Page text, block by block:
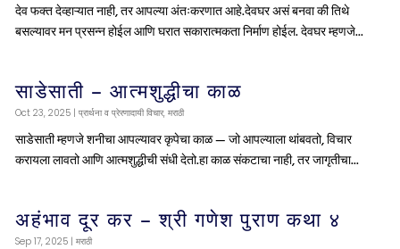
देव फक्त देव्हाऱ्यात नाही, तर आपल्या अंतःकरणात आहे.देवघर असं बनवा की तिथे
बसल्यावर मन प्रसन्न होईल आणि घरात सकारात्मकता निर्माण होईल. देवघर म्हणजे...
साडेसाती – आत्मशुद्धीचा काळ
Oct 23, 2025| प्रार्थना व प्रेरणादायी विचार, मराठी
साडेसाती म्हणजे शनीचा आपल्यावर कृपेचा काळ — जो आपल्याला थांबवतो, विचार
करायला लावतो आणि आत्मशुद्धीची संधी देतो.हा काळ संकटाचा नाही, तर जागृतीचा...
अहंभाव दूर कर – श्री गणेश पुराण कथा ४
Sep 17, 2025| मराठी